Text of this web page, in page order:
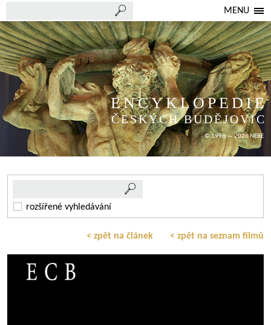
MENU
ENCYKLOPEDIE
ČESKÝCH BUDĚJOVIC
© 1998 — 2026 NEBE
rozšířené vyhledávání
< zpět na článek < zpět na seznam filmů